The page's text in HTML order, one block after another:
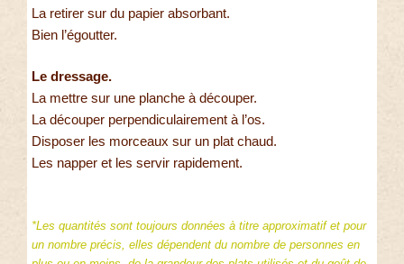
La retirer sur du papier absorbant.
Bien l’égoutter.
Le dressage.
La mettre sur une planche à découper.
La découper perpendiculairement à l’os.
Disposer les morceaux sur un plat chaud.
Les napper et les servir rapidement.
*Les quantités sont toujours données à titre approximatif et pour
un nombre précis, elles dépendent du nombre de personnes en